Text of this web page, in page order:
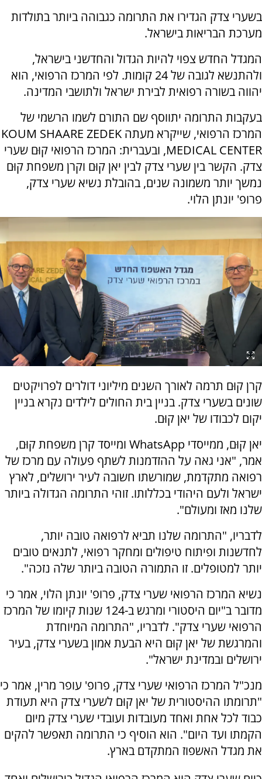
בשערי צדק הגדירו את התרומה כגבוהה ביותר בתולדות
מערכת הבריאות בישראל.
המגדל החדש צפוי להיות הגדול והחדשני בישראל,
ולהתנשא לגובה של 24 קומות. לפי המרכז הרפואי, הוא
יהווה בשורה רפואית לבירת ישראל ולתושבי המדינה.
בעקבות התרומה יתווסף שם התורם לשמו הרשמי של
המרכז הרפואי, שייקרא מעתה KOUM SHAARE ZEDEK
MEDICAL CENTER, ובעברית: המרכז הרפואי קוּם שערי
צדק. הקשר בין שערי צדק לבין יאן קוּם וקרן משפחת קוּם
נמשך יותר משמונה שנים, בהובלת נשיא שערי צדק,
פרופ' יונתן הלוי.
קרן קוּם תרמה לאורך השנים מיליוני דולרים לפרויקטים
שונים בשערי צדק. בניין בית החולים לילדים נקרא בניין
יקום לכבודו של יאן קוּם.
יאן קוּם, ממייסדי WhatsApp ומייסד קרן משפחת קוּם,
אמר, "אני גאה על ההזדמנות לשתף פעולה עם מרכז של
רפואה מתקדמת, שמורשתו חשובה לעיר ירושלים, לארץ
ישראל ולעם היהודי בכללותו. זוהי התרומה הגדולה ביותר
שלנו מאז ומעולם".
לדבריו, "התרומה שלנו תביא לרפואה טובה יותר,
לחדשנות ופיתוח טיפולים ומחקר רפואי, לתנאים טובים
יותר למטופלים. זו התמורה הטובה ביותר שלה נזכה".
נשיא המרכז הרפואי שערי צדק, פרופ' יונתן הלוי, אמר כי
מדובר ב"יום היסטורי ומרגש ב-124 שנות קיומו של המרכז
הרפואי שערי צדק". לדבריו, "התרומה המיוחדת
והמרגשת של יאן קוּם היא הבעת אמון בשערי צדק, בעיר
ירושלים ובמדינת ישראל".
מנכ"ל המרכז הרפואי שערי צדק, פרופ' עופר מרין, אמר כי
"תרומתו ההיסטורית של יאן קוּם לשערי צדק היא תעודת
כבוד לכל אחת ואחד מעובדות ועובדי שערי צדק מיום
הקמתו ועד היום". הוא הוסיף כי התרומה תאפשר להקים
את מגדל האשפוז המתקדם בארץ.